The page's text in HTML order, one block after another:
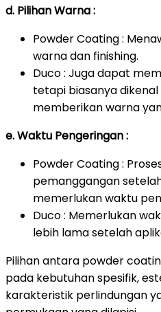
d. Pilihan Warna :
Powder Coating :
warna dan finishing.
Duco : Juga dapat
tetapi biasanya
memberikan warna
e. Waktu Pengeringan :
Powder Coating :
pemanggangan
memerlukan waktu
Duco : Memerlukan
lebih lama setelah
Pilihan antara powder
pada kebutuhan spesifik,
karakteristik perlindungan